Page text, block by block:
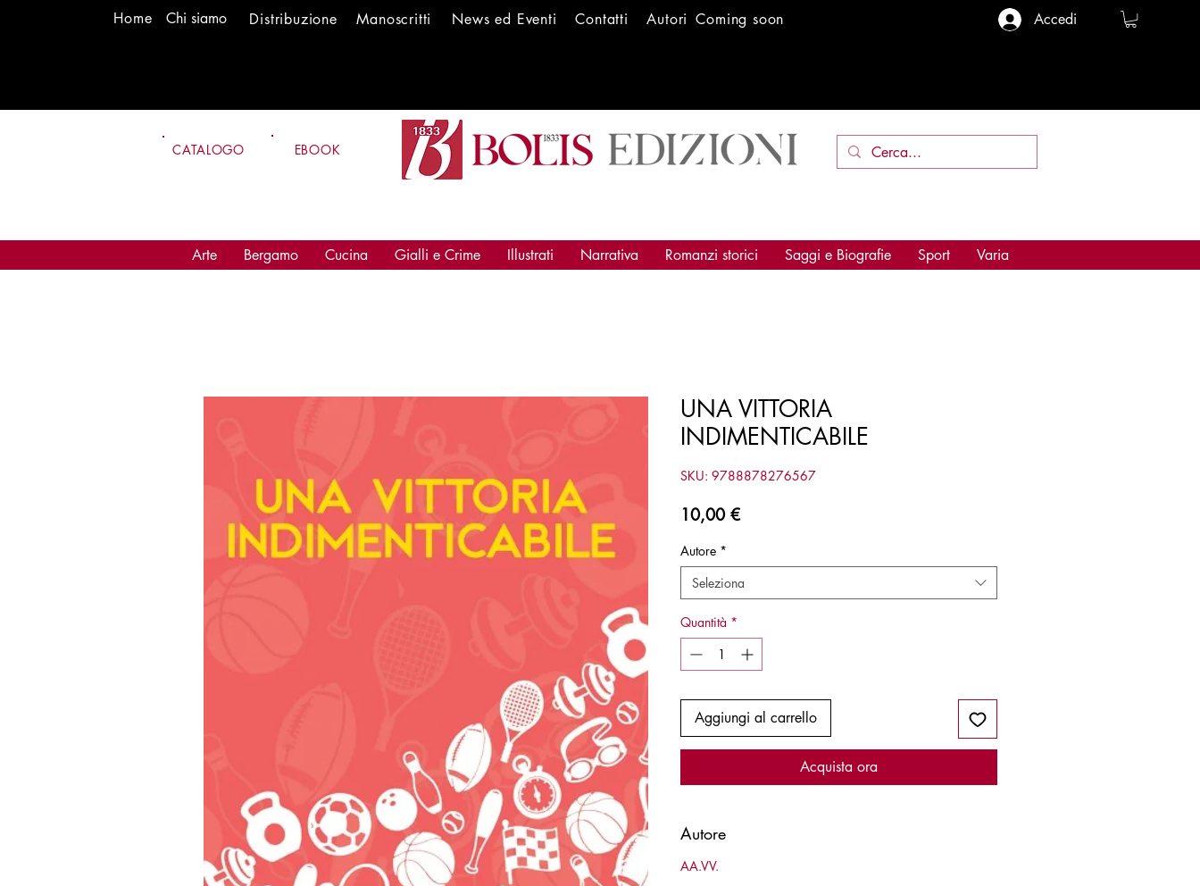
Home Chi siamo Distribuzione Manoscritti News ed Eventi Contatti Autori Coming soon Accedi
CATALOGO EBOOK
Arte Bergamo Cucina Gialli e Crime Illustrati Narrativa Romanzi storici Saggi e Biografie Sport Varia
UNA VITTORIA
INDIMENTICABILE
SKU: 9788878276567
10,00 €Prezzo
Autore *
Seleziona
Quantità *
Aggiungi al carrello
Acquista ora
Autore
AA.VV.